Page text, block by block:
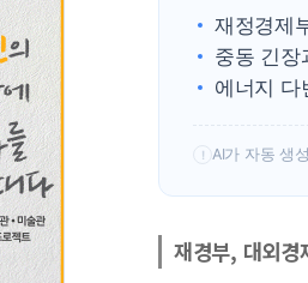
재정경제
중동 긴장
에너지 다
! AI가 자동 생
재경부, 대외경